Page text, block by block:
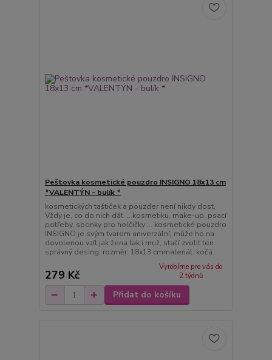
Peštovka kosmetické pouzdro INSIGNO 18x13 cm
*VALENTÝN - bulík *
kosmetických taštiček a pouzder není nikdy dost.
Vždy je, co do nich dát ... kosmetiku, make-up, psací
potřeby, sponky pro holčičky ... kosmetické pouzdro
INSIGNO je svým tvarem univerzální, může ho na
dovolenou vzít jak žena tak i muž, stačí zvolit ten
správný desing. rozměr: 18x13 cmmateriál: kočá...
279 Kč
Vyrobíme pro vás do
2 týdnů
Přidat do košíku